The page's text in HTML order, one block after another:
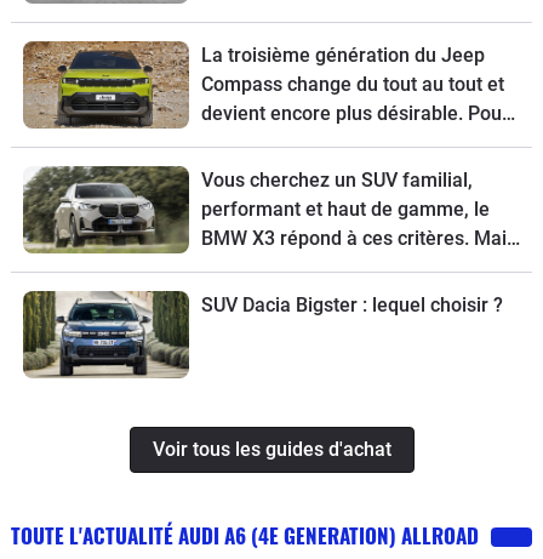
guide d’achat du Nissan Qashqai
restylé.
La troisième génération du Jeep
Compass change du tout au tout et
devient encore plus désirable. Pour
tout connaître de ce modèle, voici
son guide d’achat.
Vous cherchez un SUV familial,
performant et haut de gamme, le
BMW X3 répond à ces critères. Mais
pour choisir la meilleure version,
suivez le guide.
SUV Dacia Bigster : lequel choisir ?
Voir tous les guides d'achat
TOUTE L'ACTUALITÉ AUDI A6 (4E GENERATION) ALLROAD